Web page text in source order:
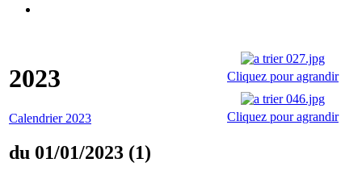
2023
Calendrier 2023
du 01/01/2023 (1)
Cliquez pour agrandir
Cliquez pour agrandir